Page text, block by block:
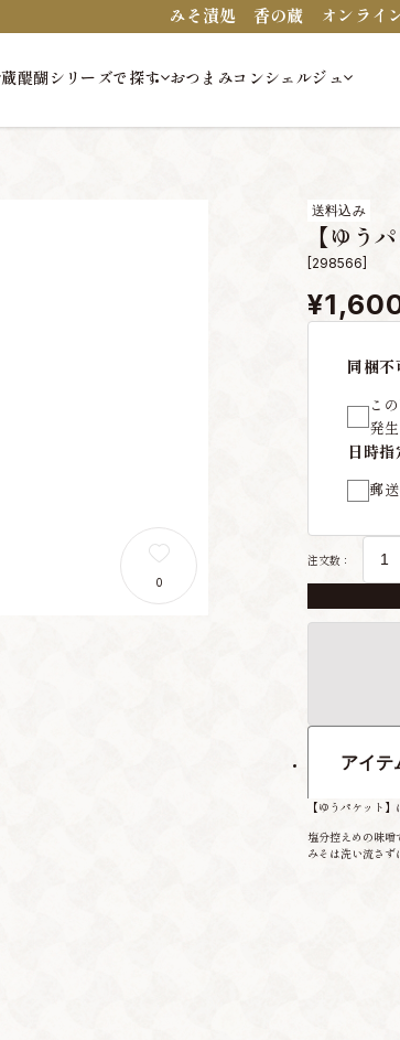
みそ漬処 香の蔵 オンライ
蔵醍醐シリーズで探す おつまみコンシェルジュ
0
送料込み
【ゆう
[298566]
同梱不
こ
発
日時
郵
注文数：
アイテ
【ゆうパケット
塩分控えめの味噌
みそは洗い流さず